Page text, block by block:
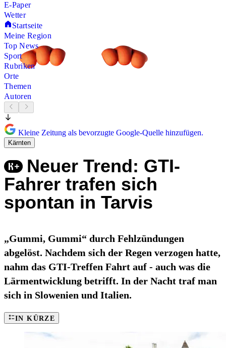
E-Paper
Wetter
Startseite
Meine Region
Top News
Sport
Rubriken
Orte
Themen
Autoren
Kleine Zeitung als bevorzugte Google-Quelle hinzufügen.
Kärnten
Neuer Trend: GTI-
Fahrer trafen sich
spontan in Tarvis
„Gummi, Gummi“ durch Fehlzündungen
abgelöst. Nachdem sich der Regen verzogen hatte,
nahm das GTI-Treffen Fahrt auf - auch was die
Lärmentwicklung betrifft. In der Nacht traf man
sich in Slowenien und Italien.
IN KÜRZE